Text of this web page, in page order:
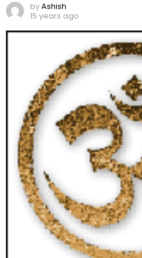
byAshish
15 years ago